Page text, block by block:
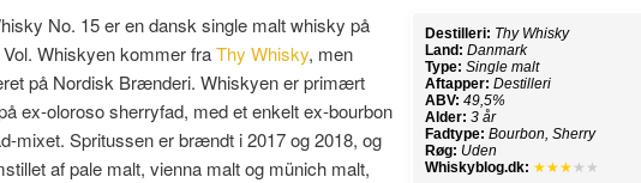
Destilleri: Thy Whisky
Land: Danmark
Type: Single malt
Aftapper: Destilleri
ABV: 49,5%
Alder: 3 år
Fadtype: Bourbon, Sherry
Røg: Uden
Whiskyblog.dk: ★★★ ★★
No. 15 er en dansk single malt whisky på
Whiskyen kommer fraThy Whisky, men
på Nordisk Brænderi. Whiskyen er primært
ex-oloroso sherryfad, med et enkelt ex-bourbon
mixet. Spritussen er brændt i 2017 og 2018, og
af pale malt, vienna malt og münich malt,